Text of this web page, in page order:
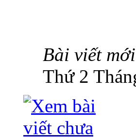
Bài viết
Thứ 2